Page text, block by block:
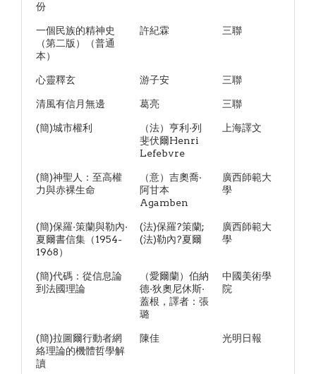
份
一個民族的精神史
（第二版）（普通
本）
許紀霖 三聯
心靈釋玄 游子安 三聯
清風有信月無邊 葛亮 三聯
(簡)城市權利
（法）亨利·列
斐伏爾Henri
Lefebvre
上海譯文
(簡)神聖人：至高權
力與赤裸生命
（意）吉奧喬·
阿甘本
Agamben
廣西師範大
學
(簡)保羅·策蘭與勒內·
夏爾書信集（1954-
1968）
(法)保羅?策蘭;
(法)勒內?夏爾
廣西師範大
學
(簡)代碼：從信息論
到法國理論
（愛爾蘭）伯納
德·狄奧尼休斯·
蓋根，譯者：張
璐
中國美術學
院
(簡)拉圖爾行動者網
絡理論的機體哲學解
讀
陳佳 光明日報